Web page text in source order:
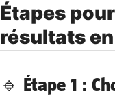
Étapes
résultats
🔹 Étape 1 :